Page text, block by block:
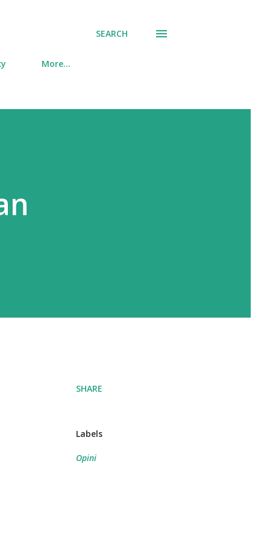
SEARCH
More…
SHARE
Labels
Opini